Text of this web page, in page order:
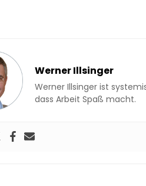
Werner Illsinger
Werner Illsinger ist
dass Arbeit Spaß macht.